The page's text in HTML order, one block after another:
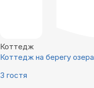
Коттедж
Коттедж на берегу озера
3 гостя